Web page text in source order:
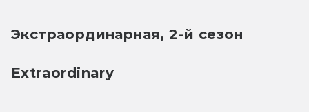
Экстраординарная, 2-й сезон
Extraordinary